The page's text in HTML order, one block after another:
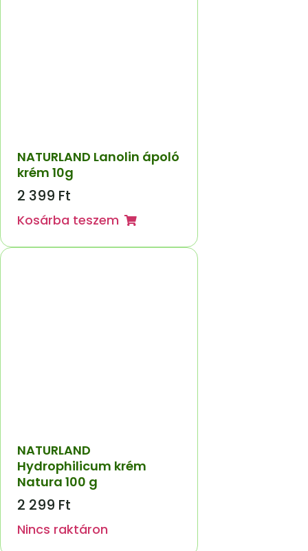
NATURLAND Lanolin ápoló
krém 10g
2 399 Ft
Kosárba teszem
NATURLAND
Hydrophilicum krém
Natura 100 g
2 299 Ft
Nincs raktáron